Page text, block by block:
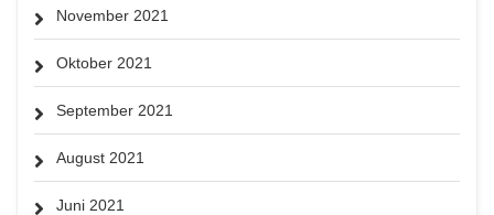
November 2021
Oktober 2021
September 2021
August 2021
Juni 2021